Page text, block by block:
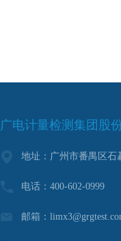
广电计量检测集团股
地址：广州市番禺区石
电话：400-602-0999
邮箱：